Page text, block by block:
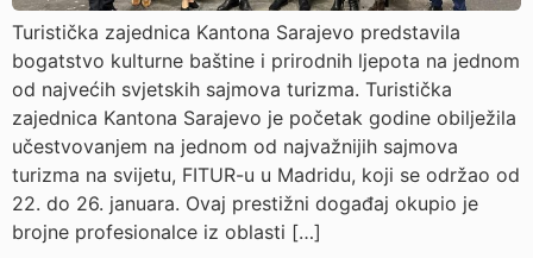
Turistička zajednica Kantona Sarajevo predstavila
bogatstvo kulturne baštine i prirodnih ljepota na jednom
od najvećih svjetskih sajmova turizma. Turistička
zajednica Kantona Sarajevo je početak godine obilježila
učestvovanjem na jednom od najvažnijih sajmova
turizma na svijetu, FITUR-u u Madridu, koji se održao od
22. do 26. januara. Ovaj prestižni događaj okupio je
brojne profesionalce iz oblasti […]